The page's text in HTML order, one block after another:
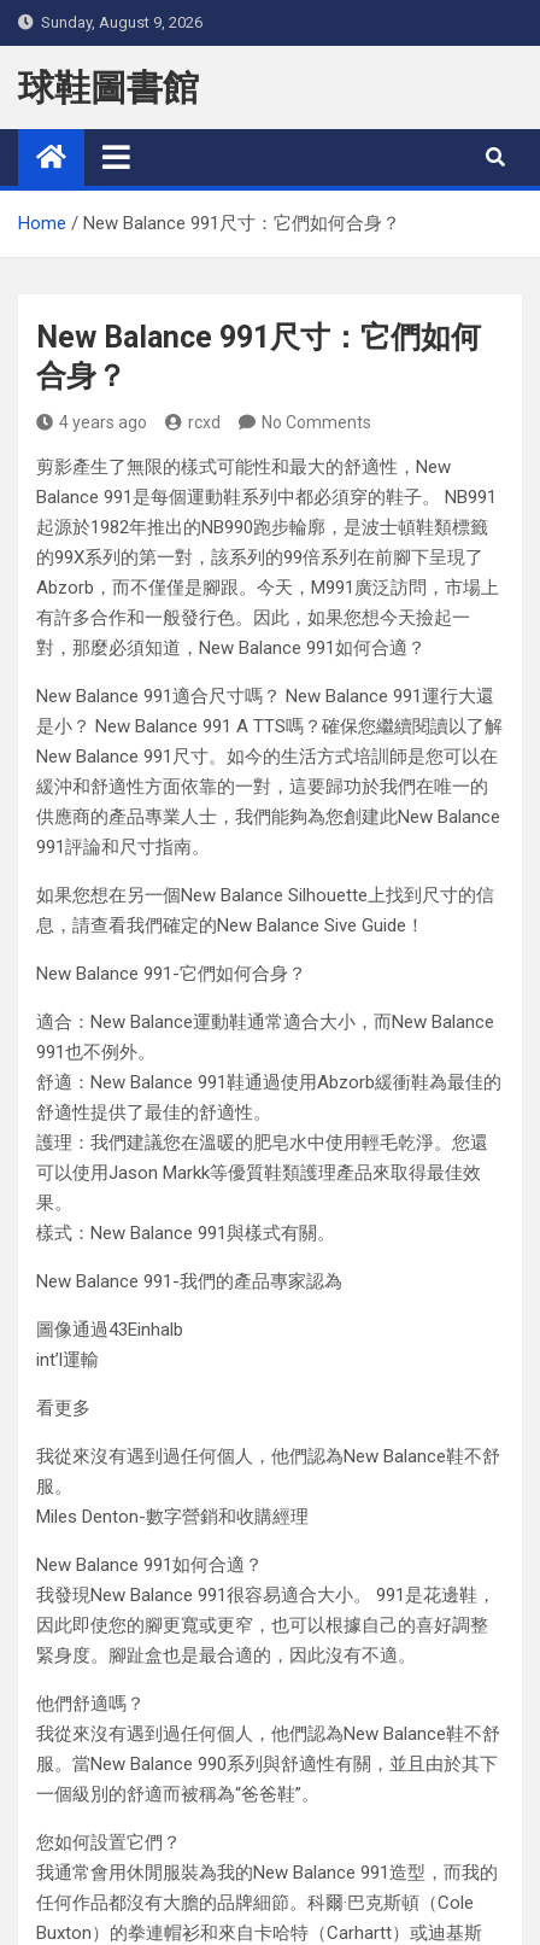
Skip
to
content
Sunday, August 9, 2026
球鞋圖書館
Home New Balance 991尺寸：它們如何合身？
New Balance 991尺寸：它們如何
合身？
4 years ago rcxd No Comments
剪影產生了無限的樣式可能性和最大的舒適性，New
Balance 991是每個運動鞋系列中都必須穿的鞋子。 NB991
起源於1982年推出的NB990跑步輪廓，是波士頓鞋類標籤
的99X系列的第一對，該系列的99倍系列在前腳下呈現了
Abzorb，而不僅僅是腳跟。今天，M991廣泛訪問，市場上
有許多合作和一般發行色。因此，如果您想今天撿起一
對，那麼必須知道，New Balance 991如何合適？
New Balance 991適合尺寸嗎？ New Balance 991運行大還
是小？ New Balance 991 A TTS嗎？確保您繼續閱讀以了解
New Balance 991尺寸。如今的生活方式培訓師是您可以在
緩沖和舒適性方面依靠的一對，這要歸功於我們在唯一的
供應商的產品專業人士，我們能夠為您創建此New Balance
991評論和尺寸指南。
如果您想在另一個New Balance Silhouette上找到尺寸的信
息，請查看我們確定的New Balance Sive Guide！
New Balance 991-它們如何合身？
適合：New Balance運動鞋通常適合大小，而New Balance
991也不例外。
舒適：New Balance 991鞋通過使用Abzorb緩衝鞋為最佳的
舒適性提供了最佳的舒適性。
護理：我們建議您在溫暖的肥皂水中使用輕毛乾淨。您還
可以使用Jason Markk等優質鞋類護理產品來取得最佳效
果。
樣式：New Balance 991與樣式有關。
New Balance 991-我們的產品專家認為
圖像通過43Einhalb
int’l運輸
看更多
我從來沒有遇到過任何個人，他們認為New Balance鞋不舒
服。
Miles Denton-數字營銷和收購經理
New Balance 991如何合適？
我發現New Balance 991很容易適合大小。 991是花邊鞋，
因此即使您的腳更寬或更窄，也可以根據自己的喜好調整
緊身度。腳趾盒也是最合適的，因此沒有不適。
他們舒適嗎？
我從來沒有遇到過任何個人，他們認為New Balance鞋不舒
服。當New Balance 990系列與舒適性有關，並且由於其下
一個級別的舒適而被稱為“爸爸鞋”。
您如何設置它們？
我通常會用休閒服裝為我的New Balance 991造型，而我的
任何作品都沒有大膽的品牌細節。科爾·巴克斯頓（Cole
Buxton）的拳連帽衫和來自卡哈特（Carhartt）或迪基斯